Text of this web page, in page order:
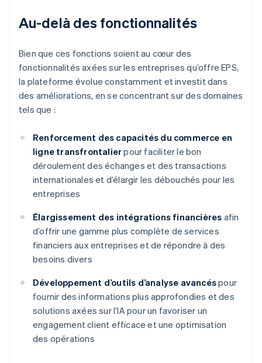
Au-delà des fonctionnalités
Bien que ces fonctions soient au cœur des
fonctionnalités axées sur les entreprises qu’offre EPS,
la plateforme évolue constamment et investit dans
des améliorations, en se concentrant sur des domaines
tels que :
Renforcement des capacités du commerce en
ligne transfrontalierpour faciliter le bon
déroulement des échanges et des transactions
internationales et d’élargir les débouchés pour les
entreprises
Élargissement des intégrations financières afin
d’offrir une gamme plus complète de services
financiers aux entreprises et de répondre à des
besoins divers
Développement d’outils d’analyse avancéspour
fournir des informations plus approfondies et des
solutions axées sur l’IA pour un favoriser un
engagement client efficace et une optimisation
des opérations